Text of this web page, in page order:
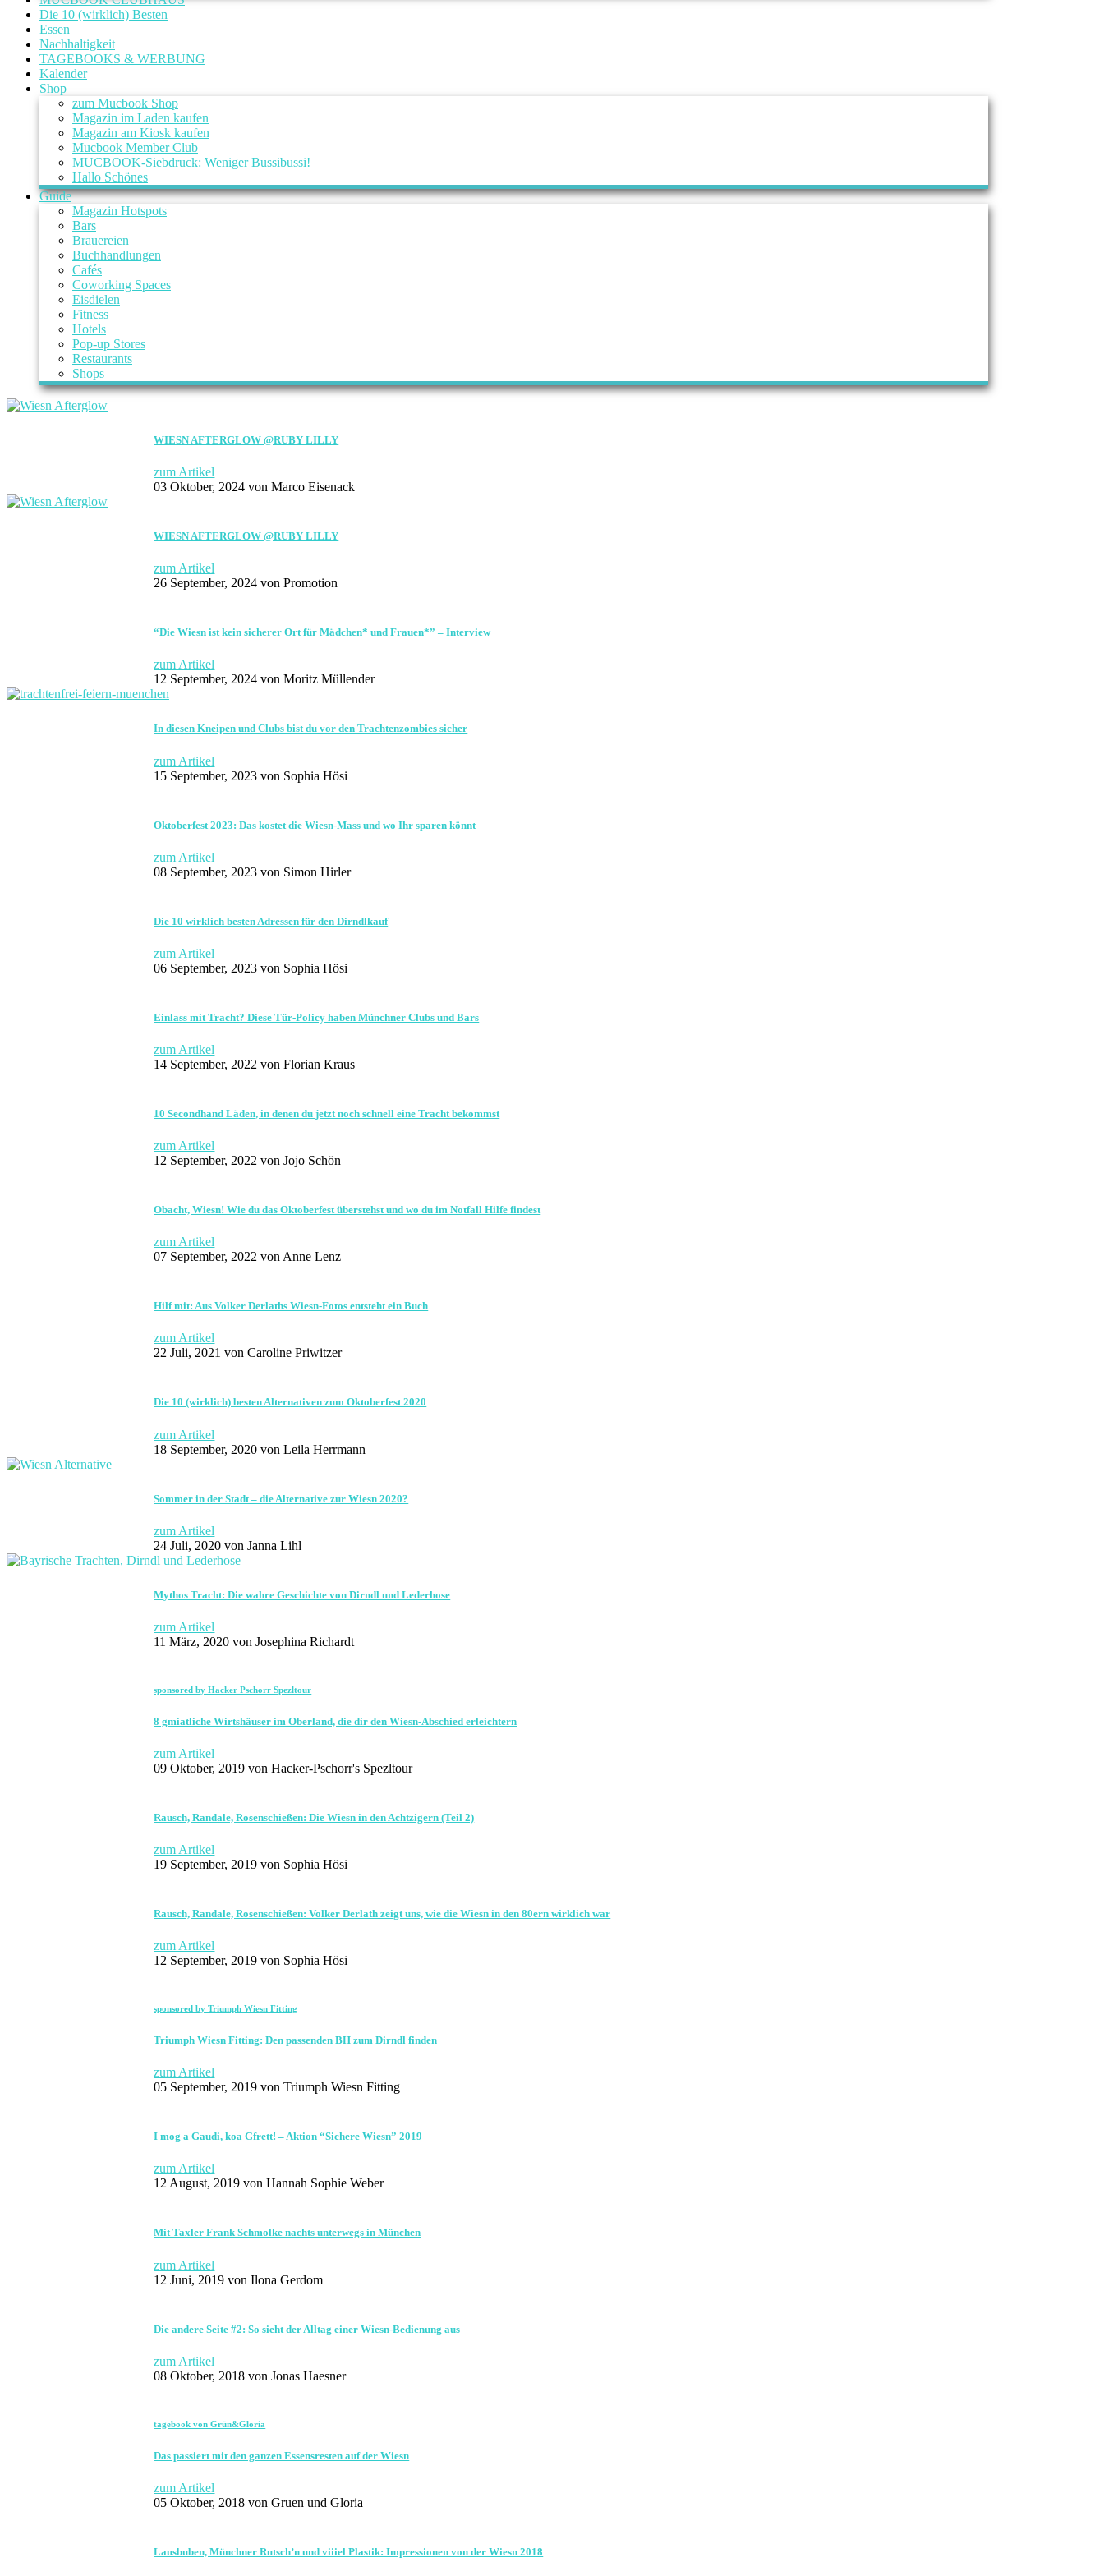
Die 10 (wirklich) Besten
Essen
Nachhaltigkeit
TAGEBOOKS & WERBUNG
Kalender
Shop
zum Mucbook Shop
Magazin im Laden kaufen
Magazin am Kiosk kaufen
Mucbook Member Club
MUCBOOK-Siebdruck: Weniger Bussibussi!
Hallo Schönes
Guide
Magazin Hotspots
Bars
Brauereien
Buchhandlungen
Cafés
Coworking Spaces
Eisdielen
Fitness
Hotels
Pop-up Stores
Restaurants
Shops
WIESN AFTERGLOW @RUBY LILLY
zum Artikel
03 Oktober, 2024 von Marco Eisenack
WIESN AFTERGLOW @RUBY LILLY
zum Artikel
26 September, 2024 von Promotion
“Die Wiesn ist kein sicherer Ort für Mädchen* und Frauen*” – Interview
zum Artikel
12 September, 2024 von Moritz Müllender
In diesen Kneipen und Clubs bist du vor den Trachtenzombies sicher
zum Artikel
15 September, 2023 von Sophia Hösi
Oktoberfest 2023: Das kostet die Wiesn-Mass und wo Ihr sparen könnt
zum Artikel
08 September, 2023 von Simon Hirler
Die 10 wirklich besten Adressen für den Dirndlkauf
zum Artikel
06 September, 2023 von Sophia Hösi
Einlass mit Tracht? Diese Tür-Policy haben Münchner Clubs und Bars
zum Artikel
14 September, 2022 von Florian Kraus
10 Secondhand Läden, in denen du jetzt noch schnell eine Tracht bekommst
zum Artikel
12 September, 2022 von Jojo Schön
Obacht, Wiesn! Wie du das Oktoberfest überstehst und wo du im Notfall Hilfe findest
zum Artikel
07 September, 2022 von Anne Lenz
Hilf mit: Aus Volker Derlaths Wiesn-Fotos entsteht ein Buch
zum Artikel
22 Juli, 2021 von Caroline Priwitzer
Die 10 (wirklich) besten Alternativen zum Oktoberfest 2020
zum Artikel
18 September, 2020 von Leila Herrmann
Sommer in der Stadt – die Alternative zur Wiesn 2020?
zum Artikel
24 Juli, 2020 von Janna Lihl
Mythos Tracht: Die wahre Geschichte von Dirndl und Lederhose
zum Artikel
11 März, 2020 von Josephina Richardt
sponsored by Hacker Pschorr Spezltour
8 gmiatliche Wirtshäuser im Oberland, die dir den Wiesn-Abschied erleichtern
zum Artikel
09 Oktober, 2019 von Hacker-Pschorr's Spezltour
Rausch, Randale, Rosenschießen: Die Wiesn in den Achtzigern (Teil 2)
zum Artikel
19 September, 2019 von Sophia Hösi
Rausch, Randale, Rosenschießen: Volker Derlath zeigt uns, wie die Wiesn in den 80ern wirklich war
zum Artikel
12 September, 2019 von Sophia Hösi
sponsored by Triumph Wiesn Fitting
Triumph Wiesn Fitting: Den passenden BH zum Dirndl finden
zum Artikel
05 September, 2019 von Triumph Wiesn Fitting
I mog a Gaudi, koa Gfrett! – Aktion “Sichere Wiesn” 2019
zum Artikel
12 August, 2019 von Hannah Sophie Weber
Mit Taxler Frank Schmolke nachts unterwegs in München
zum Artikel
12 Juni, 2019 von Ilona Gerdom
Die andere Seite #2: So sieht der Alltag einer Wiesn-Bedienung aus
zum Artikel
08 Oktober, 2018 von Jonas Haesner
tagebook von Grün&Gloria
Das passiert mit den ganzen Essensresten auf der Wiesn
zum Artikel
05 Oktober, 2018 von Gruen und Gloria
Lausbuben, Münchner Rutsch’n und viiiel Plastik: Impressionen von der Wiesn 2018